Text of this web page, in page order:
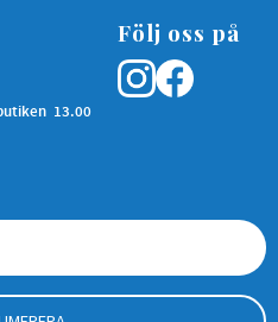
13.00
Följ oss på